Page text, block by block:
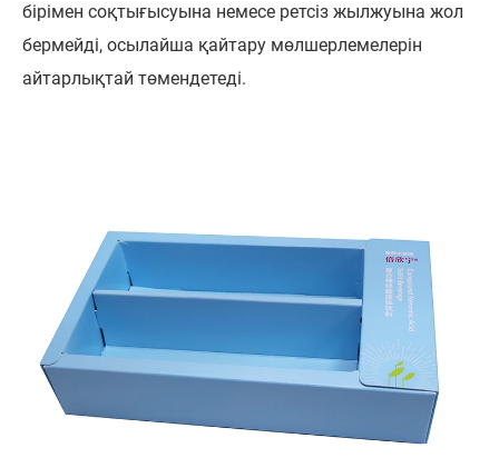
бірімен соқтығысуына немесе ретсіз жылжуына жол
бермейді, осылайша қайтару мөлшерлемелерін
айтарлықтай төмендетеді.